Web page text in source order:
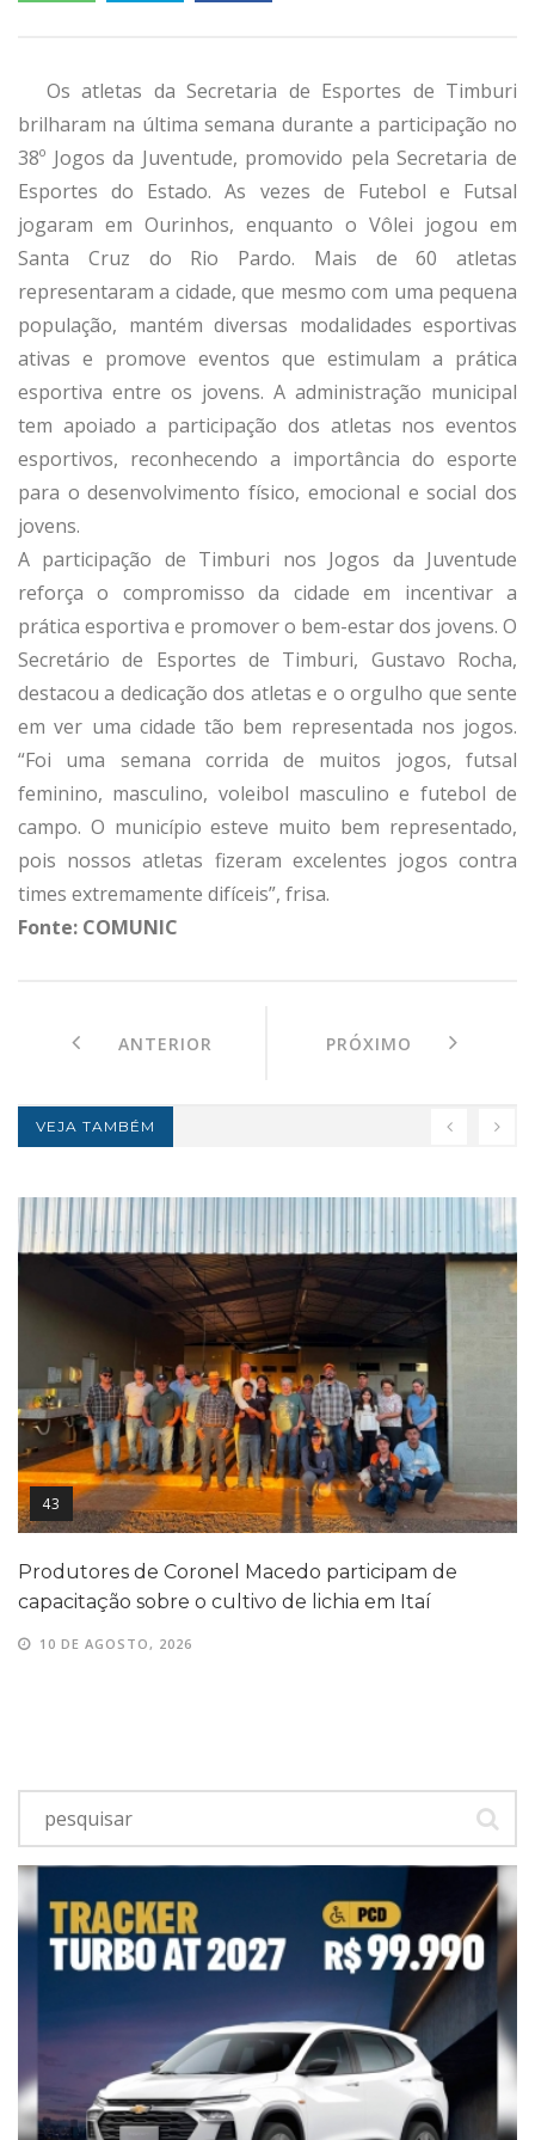
Os atletas da Secretaria de Esportes de Timburi
brilharam na última semana durante a participação no
38º Jogos da Juventude, promovido pela Secretaria de
Esportes do Estado. As vezes de Futebol e Futsal
jogaram em Ourinhos, enquanto o Vôlei jogou em
Santa Cruz do Rio Pardo. Mais de 60 atletas
representaram a cidade, que mesmo com uma pequena
população, mantém diversas modalidades esportivas
ativas e promove eventos que estimulam a prática
esportiva entre os jovens. A administração municipal
tem apoiado a participação dos atletas nos eventos
esportivos, reconhecendo a importância do esporte
para o desenvolvimento físico, emocional e social dos
jovens.
A participação de Timburi nos Jogos da Juventude
reforça o compromisso da cidade em incentivar a
prática esportiva e promover o bem-estar dos jovens. O
Secretário de Esportes de Timburi, Gustavo Rocha,
destacou a dedicação dos atletas e o orgulho que sente
em ver uma cidade tão bem representada nos jogos.
“Foi uma semana corrida de muitos jogos, futsal
feminino, masculino, voleibol masculino e futebol de
campo. O município esteve muito bem representado,
pois nossos atletas fizeram excelentes jogos contra
times extremamente difíceis”, frisa.
Fonte: COMUNIC
ANTERIOR PRÓXIMO
VEJA TAMBÉM
43
Produtores de Coronel Macedo participam de
capacitação sobre o cultivo de lichia em Itaí
10 DE AGOSTO, 2026